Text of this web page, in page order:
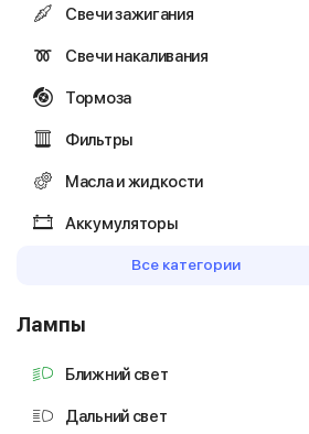
Свечи зажигания
Свечи накаливания
Тормоза
Фильтры
Масла и жидкости
Аккумуляторы
Все категории
Лампы
Ближний свет
Дальний свет